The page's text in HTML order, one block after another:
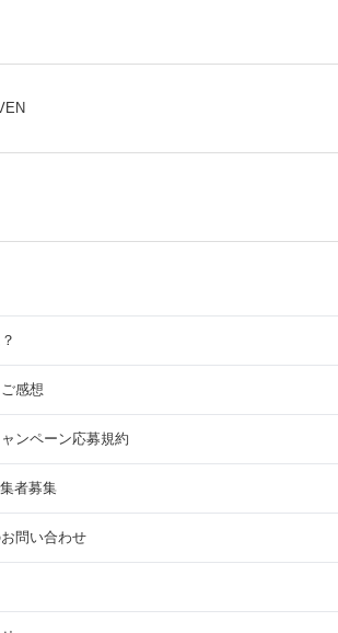
感想
ンペーン応募規約
者募集
問い合わせ